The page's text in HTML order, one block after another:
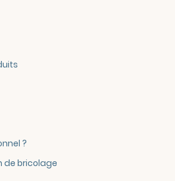
?
de bricolage